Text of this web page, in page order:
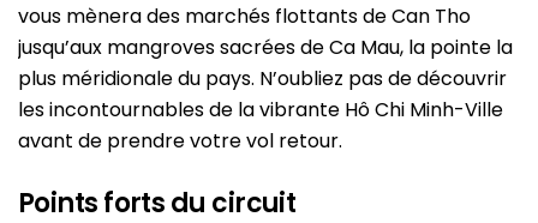
vous mènera des marchés flottants de Can Tho
jusqu’aux mangroves sacrées de Ca Mau, la pointe la
plus méridionale du pays. N’oubliez pas de découvrir
les incontournables de la vibrante Hô Chi Minh-Ville
avant de prendre votre vol retour.
Points forts du circuit